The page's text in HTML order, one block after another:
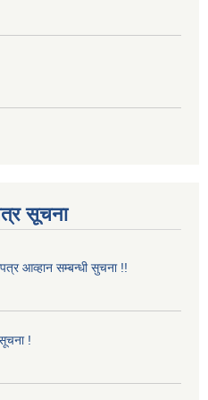
सूचना
आव्हान सम्बन्धी सुचना !!
!